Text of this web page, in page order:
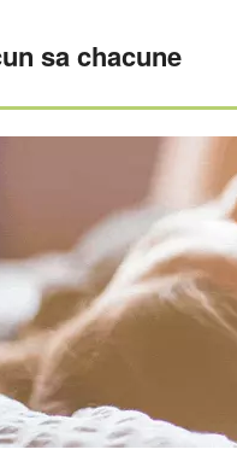
sa chacune